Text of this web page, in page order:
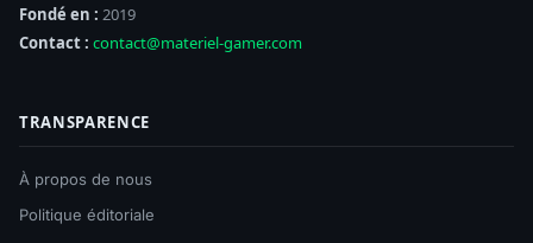
Fondé en : 2019
Contact : contact@materiel-gamer.com
TRANSPARENCE
À propos de nous
Politique éditoriale